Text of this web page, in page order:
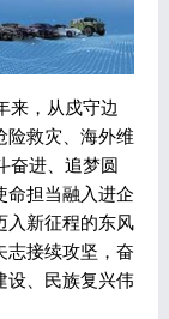
来，从戍守边
险救灾、海外维
奋进、追梦圆
命担当融入进企
入新征程的东风
志接续攻坚，奋
设、民族复兴伟